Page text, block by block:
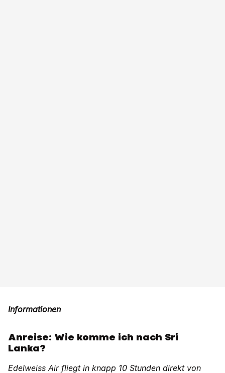
Informationen
Anreise: Wie komme ich nach Sri
Lanka?
Edelweiss Air fliegt in knapp 10 Stunden direkt von